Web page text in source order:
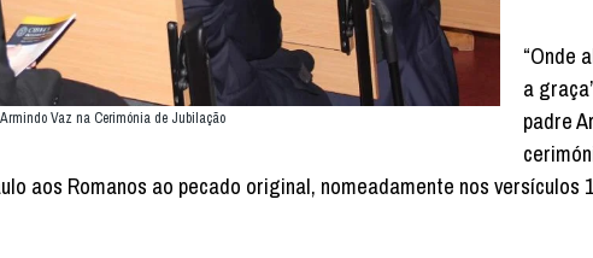
Vaz na Cerimónia de Jubilação
“Onde
a
padre
aos Romanos ao pecado original, nomeadamente nos versículos